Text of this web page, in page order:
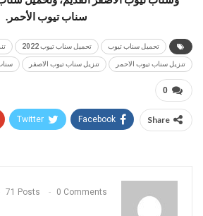
سناب تيوب الأحمر.
تحميل سناب تيوب تحميل سناب تيوب 2022
تنزيل سناب تيوب الاحمر تنزيل سناب تيوب الاصفر
0
Share
Facebook
Twitter
71 Posts 0 Comments